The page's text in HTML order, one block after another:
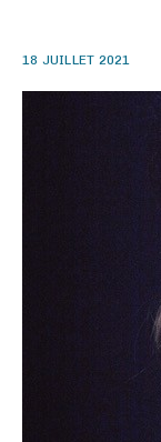
18 JUILLET 2021